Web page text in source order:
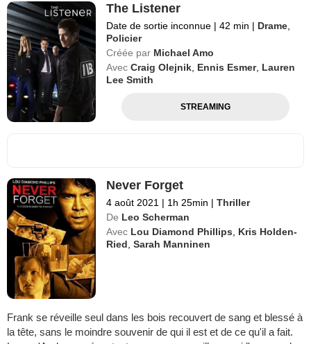
The Listener
Date de sortie inconnue | 42 min | Drame
Policier
Créée par Michael Amo
Avec Craig Olejnik Ennis Esmer, Lauren
Lee Smith
STREAMING
Never Forget
4 août 2021 | 1h 25min | Thriller
De Leo Scherman
Avec Lou Diamond Phillips
Kris Holden-
Ried ,Sarah Manninen
Frank se réveille seul dans les bois recouvert de sang et blessé à
la tête, sans le moindre souvenir de qui il est et de ce qu'il a fait.